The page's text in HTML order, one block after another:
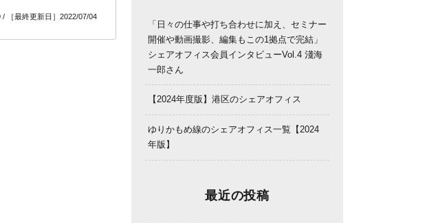
/ ［最終更新日］2022/07/04
「日々の仕事や打ち合わせに加え、セミナー
開催や動画撮影、編集もこの1拠点で完結」
シェアオフィス会員インタビューVol.4 淺海
一郎さん
【2024年度版】港区のシェアオフィス
ゆりかもめ線のシェアオフィス一覧【2024
年版】
最近の投稿